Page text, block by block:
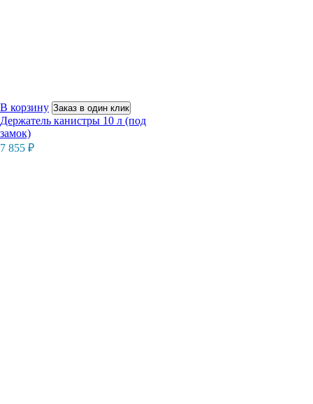
В корзину Заказ в один клик
Держатель канистры 10 л (под
замок)
7 855 ₽